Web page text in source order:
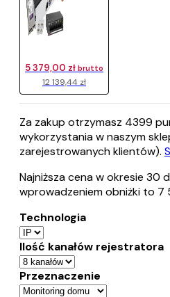
12 139,44 zł
5 379,00 zł brutto
Za zakup otrzymasz 4399
wykorzystania w naszym
zarejestrowanych klientów).
Najniższa cena w okresie 30
wprowadzeniem obniżki to 7
Technologia
Ilość kanałów rejestratora
Przeznaczenie